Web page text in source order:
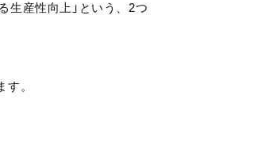
生産性向上」という、2つ
。